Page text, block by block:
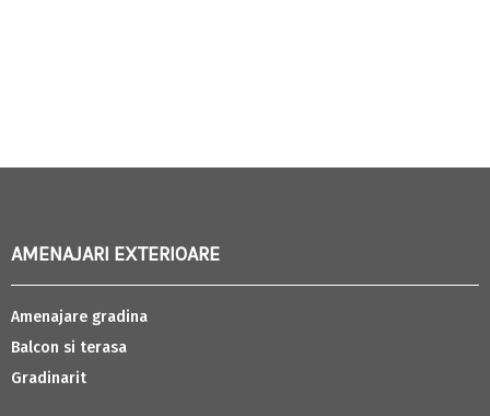
AMENAJARI EXTERIOARE
Amenajare gradina
Balcon si terasa
Gradinarit